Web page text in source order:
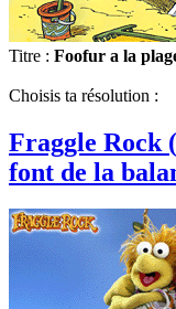
Titre : Foofur a la
Choisis ta résolution :
Fraggle Rock
font de la